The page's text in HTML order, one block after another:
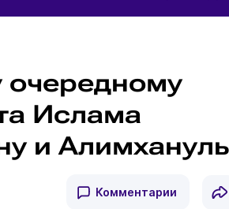
очередному
Ислама
и
Комментарии